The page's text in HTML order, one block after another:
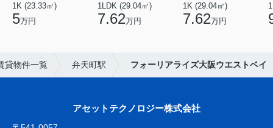
1K (23.33㎡)
5万円
1LDK (29.04㎡)
7.62万円
1K (29.04㎡)
7.62万円
貸物件一覧 弁天町駅 フォーリアライズ大阪ウエストベイ
アセットテクノロジー株式会社